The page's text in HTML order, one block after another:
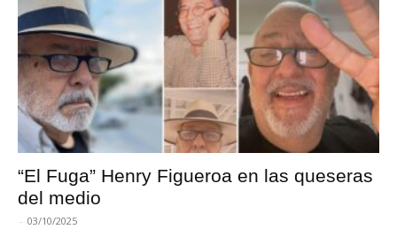
“El Fuga” Henry Figueroa en las queseras
del medio
- 03/10/2025